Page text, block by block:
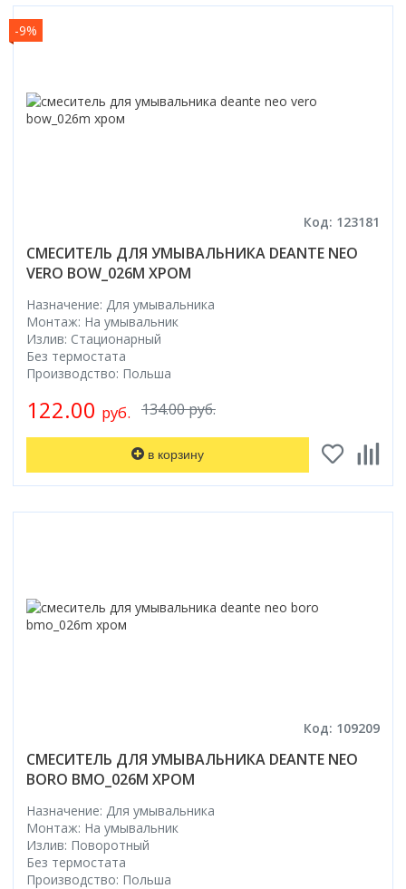
-9%
Код: 123181
СМЕСИТЕЛЬ ДЛЯ УМЫВАЛЬНИКА DEANTE NEO
VERO BOW_026M ХРОМ
Назначение: Для умывальника
Монтаж: На умывальник
Излив: Стационарный
Без термостата
Производство: Польша
134.00 руб.
122.00 руб.
в корзину
Код: 109209
СМЕСИТЕЛЬ ДЛЯ УМЫВАЛЬНИКА DEANTE NEO
BORO BMO_026M ХРОМ
Назначение: Для умывальника
Монтаж: На умывальник
Излив: Поворотный
Без термостата
Производство: Польша